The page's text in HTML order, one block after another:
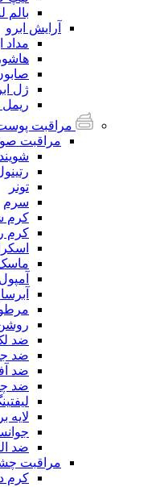
بالم
آرایش ابرو
مداد
ژل
ریمل
مراقبت
مراقبت
تونر
سرم
کرم
کرم
آمپول
ضد
ضد
ضد
ضد
لایه
ضد
مراقبت
کرم